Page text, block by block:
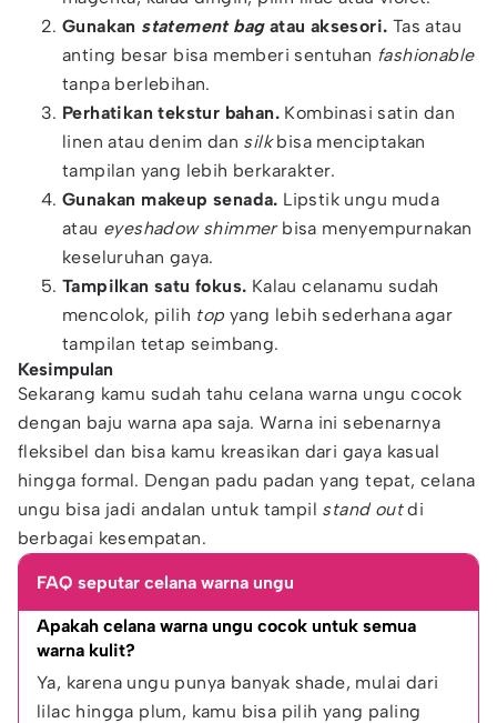
Gunakan statement bagatau aksesori. Tas atau
anting besar bisa memberi sentuhan fashionable
tanpa berlebihan.
Perhatikan tekstur bahan. Kombinasi satin dan
linen atau denim dan silkbisa menciptakan
tampilan yang lebih berkarakter.
Gunakan makeup senada. Lipstik ungu muda
atau eyeshadow shimmerbisa menyempurnakan
keseluruhan gaya.
Tampilkan satu fokus. Kalau celanamu sudah
mencolok, pilih top yang lebih sederhana agar
tampilan tetap seimbang.
Kesimpulan
Sekarang kamu sudah tahu celana warna ungu cocok
dengan baju warna apa saja. Warna ini sebenarnya
fleksibel dan bisa kamu kreasikan dari gaya kasual
hingga formal. Dengan padu padan yang tepat, celana
ungu bisa jadi andalan untuk tampil stand outdi
berbagai kesempatan.
FAQ seputar celana warna ungu
Apakah celana warna ungu cocok untuk semua
warna kulit?
Ya, karena ungu punya banyak shade, mulai dari
lilac hingga plum, kamu bisa pilih yang paling